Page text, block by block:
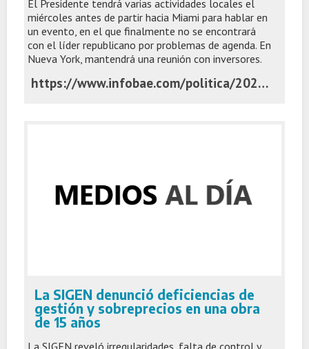
El Presidente tendrá varias actividades locales el
miércoles antes de partir hacia Miami para hablar en
un evento, en el que finalmente no se encontrará
con el líder republicano por problemas de agenda. En
Nueva York, mantendrá una reunión con inversores.
https://www.infobae.com/politica/2025/11/04/javier-milei-retoma-la-agenda-internacional-y-viaja-a-estados-unidos-pero-no-se-vera-con-donald-trump/
La SIGEN denunció deficiencias de
gestión y sobreprecios en una obra
de 15 años
La SIGEN reveló irregularidades, falta de control y